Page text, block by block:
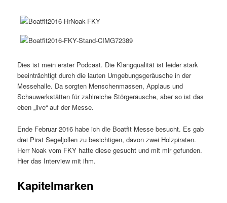
Dies ist mein erster Podcast. Die Klangqualität ist leider stark
beeinträchtigt durch die lauten Umgebungsgeräusche in der
Messehalle. Da sorgten Menschenmassen, Applaus und
Schauwerkstätten für zahlreiche Störgeräusche, aber so ist das
eben „live“ auf der Messe.
Ende Februar 2016 habe ich die Boatfit Messe besucht. Es gab
drei Pirat Segeljollen zu besichtigen, davon zwei Holzpiraten.
Herr Noak vom FKY hatte diese gesucht und mit mir gefunden.
Hier das Interview mit ihm.
Kapitelmarken